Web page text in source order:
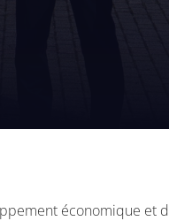
économique et